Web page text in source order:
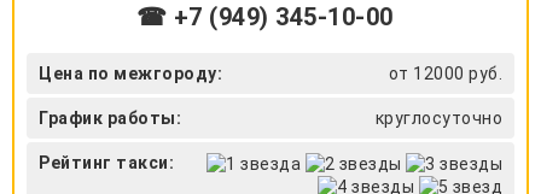
☎ +7 (949) 345-10-00
Цена по межгороду: от 12000 руб.
График работы: круглосуточно
Рейтинг такси: